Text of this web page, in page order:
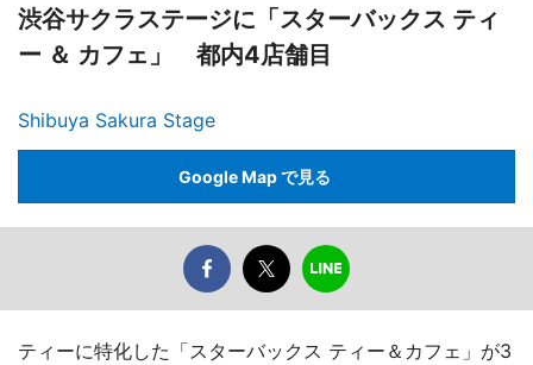
渋谷サクラステージに「スターバックス ティ
ー ＆ カフェ」 都内4店舗目
Shibuya Sakura Stage
Google Map で見る
ティーに特化した「スターバックス ティー＆カフェ」が3